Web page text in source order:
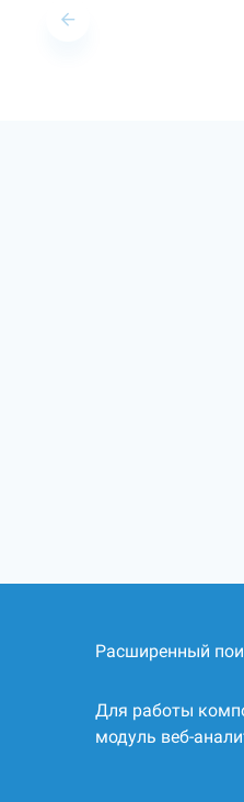
Расширенный
Для работы
модуль веб-